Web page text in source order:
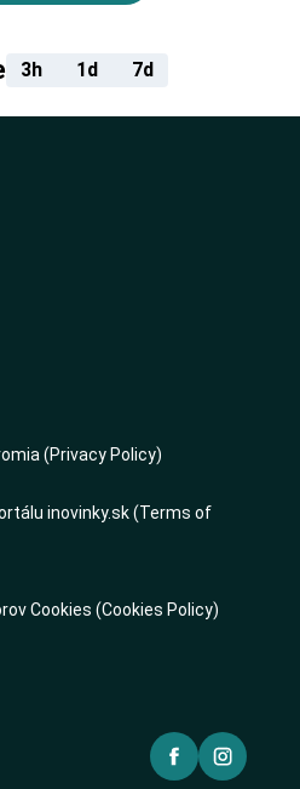
3h 1d 7d
(Privacy Policy)
inovinky.sk (Terms of
Cookies (Cookies Policy)